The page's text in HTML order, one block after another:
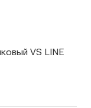
VS LINE